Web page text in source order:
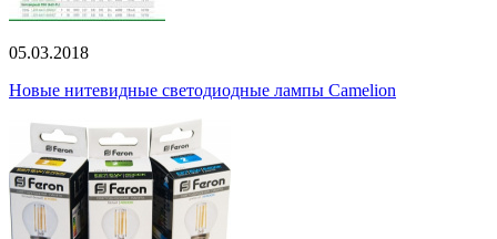
05.03.2018
Новые нитевидные светодиодные лампы Camelion